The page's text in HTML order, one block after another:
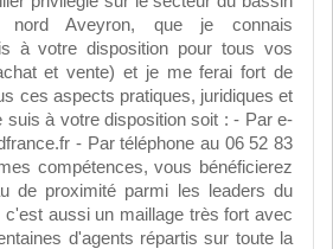
nord Aveyron, que je connais
à votre disposition pour tous vos
et vente) et je me ferai fort de
ces aspects pratiques, juridiques et
suis à votre disposition soit : - Par e-
- Par téléphone au 06 52 83
compétences, vous bénéficierez
de proximité parmi les leaders du
aussi un maillage très fort avec
d'agents répartis sur toute la